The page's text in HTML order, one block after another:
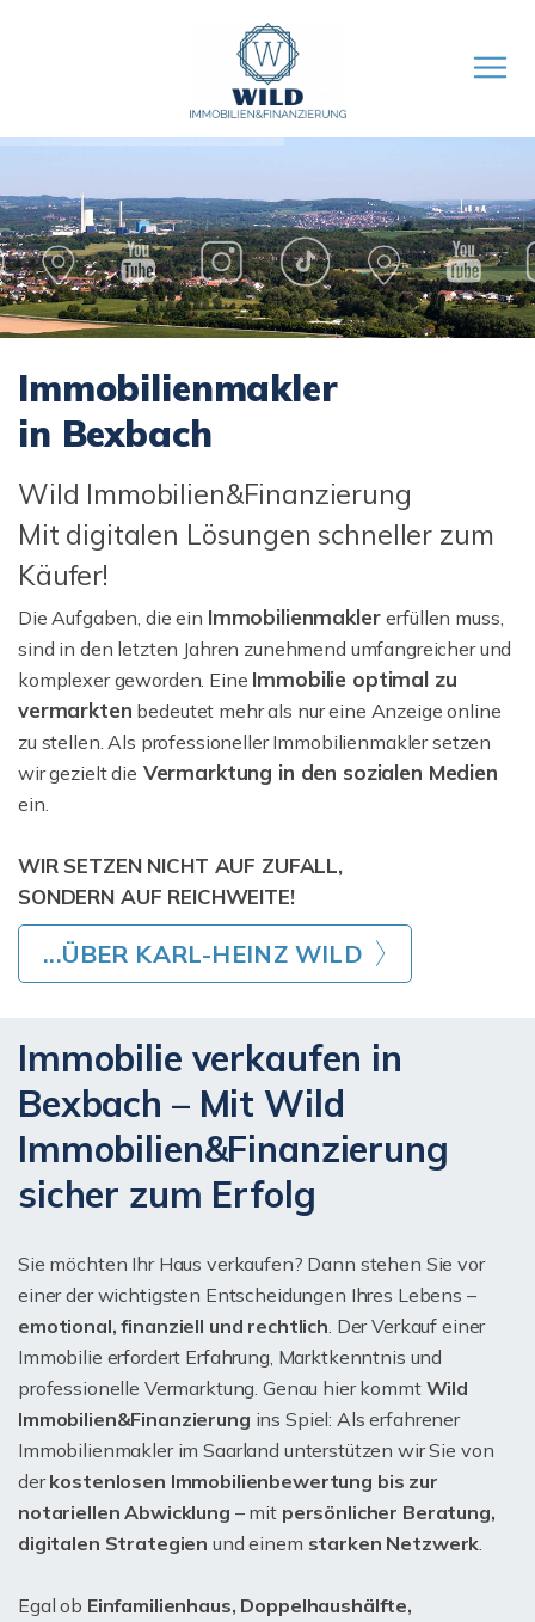
Immobilienmakler
in Bexbach
Wild Immobilien&Finanzierung
Mit digitalen Lösungen schneller zum
Käufer!
Die Aufgaben, die ein Immobilienmaklererfüllen muss,
sind in den letzten Jahren zunehmend umfangreicher und
komplexer geworden. Eine Immobilie optimal zu
vermarkten bedeutet mehr als nur eine Anzeige online
zu stellen. Als professioneller Immobilienmakler setzen
wir gezielt die Vermarktung in den sozialen Medien
ein.
WIR SETZEN NICHT AUF ZUFALL,
SONDERN AUF REICHWEITE!
...ÜBER KARL-HEINZ WILD
Immobilie verkaufen in
Bexbach – Mit Wild
Immobilien&Finanzierung
sicher zum Erfolg
Sie möchten Ihr Haus verkaufen? Dann stehen Sie vor
einer der wichtigsten Entscheidungen Ihres Lebens –
emotional, finanziell und rechtlich. Der Verkauf einer
Immobilie erfordert Erfahrung, Marktkenntnis und
professionelle Vermarktung. Genau hier kommt Wild
Immobilien&Finanzierung ins Spiel: Als erfahrener
Immobilienmakler im Saarland unterstützen wir Sie von
derkostenlosen Immobilienbewertung bis zur
notariellen Abwicklung – mit persönlicher Beratung,
digitalen Strategien und einem starken Netzwerk.
Egal ob Einfamilienhaus, Doppelhaushälfte,